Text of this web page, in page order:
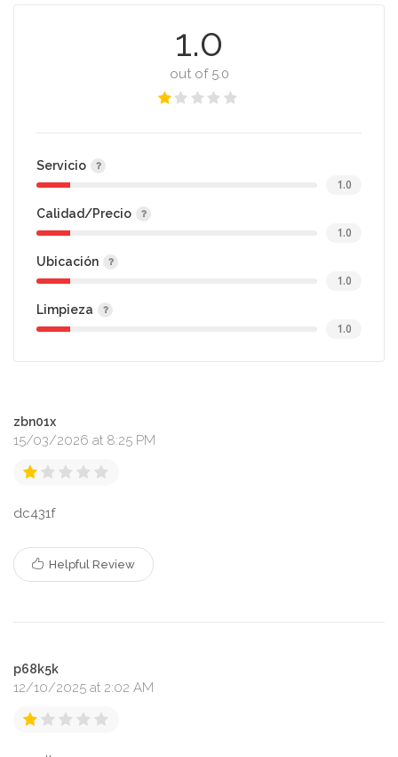
1.0
out of 5.0
Servicio
1.0
Calidad/Precio
1.0
Ubicación
1.0
Limpieza
1.0
zbn01x
15/03/2026 at 8:25 PM
dc431f
Helpful Review
p68k5k
12/10/2025 at 2:02 AM